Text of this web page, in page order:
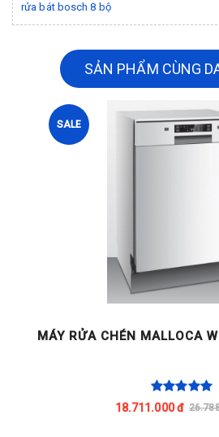
rửa bát bosch 8 bộ
SẢN PHẨM CÙNG
SALE
MÁY RỬA CHÉN MALLOCA
18.711.000 đ